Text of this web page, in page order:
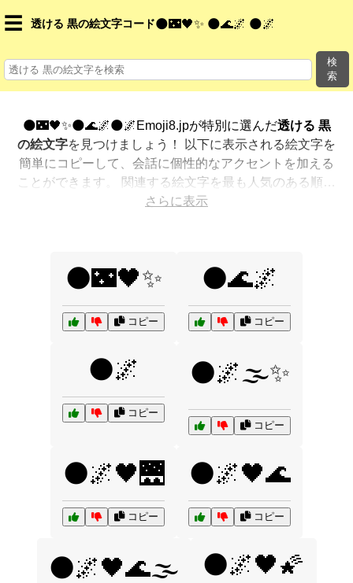
☰ 透ける 黒の絵文字コード 🌑🌃🖤✨ 🌑🌊🌌 🌑🌌
検
索
🌑🌃🖤✨🌑🌊🌌🌑🌌Emoji8.jpが特別に選んだ透ける 黒
の絵文字を見つけましょう！ 以下に表示される絵文字を
簡単にコピーして、会話に個性的なアクセントを加える
ことができます。 関連する絵文字を最も人気のある順に
表示しました。さらに多くのオプションが欲しいです
さらに表示
🌑🌃🖤✨
コピー
🌑🌊🌌
コピー
🌑🌌
コピー
🌑🌌🌫️✨
コピー
🌑🌌🖤🌉
コピー
🌑🌌🖤🌊
コピー
🌑🌌🖤🌊🌫️ 🌑🌌🖤🌠